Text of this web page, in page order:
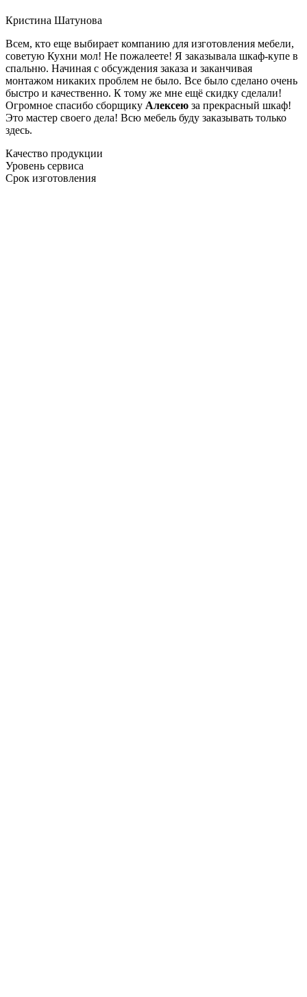
Кристина Шатунова
Всем, кто еще выбирает компанию для изготовления мебели,
советую Кухни мол! Не пожалеете! Я заказывала шкаф-купе в
спальню. Начиная с обсуждения заказа и заканчивая
монтажом никаких проблем не было. Все было сделано очень
быстро и качественно. К тому же мне ещё скидку сделали!
Огромное спасибо сборщику Алексею за прекрасный шкаф!
Это мастер своего дела! Всю мебель буду заказывать только
здесь.
Качество продукции
Уровень сервиса
Срок изготовления